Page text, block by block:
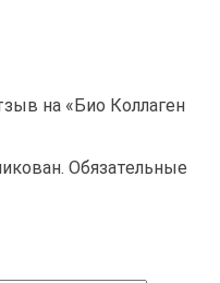
на «Био Коллаген
Обязательные